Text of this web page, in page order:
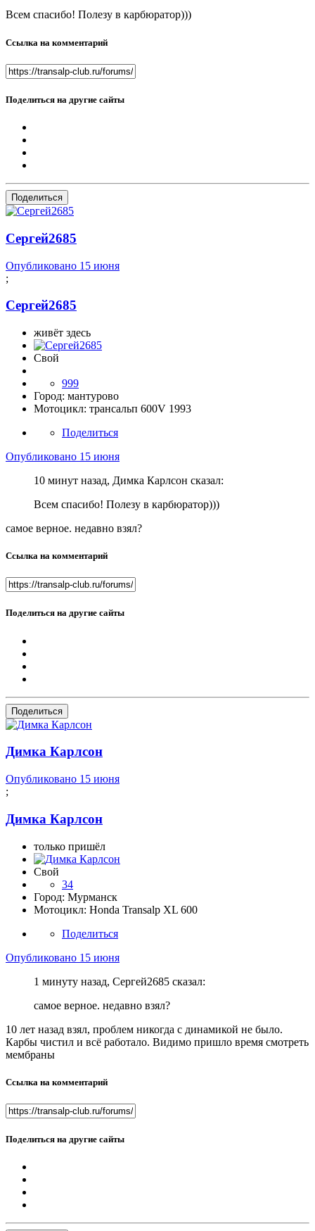
Всем спасибо! Полезу в карбюратор)))
Ссылка на комментарий
Поделиться на другие сайты
Поделиться
Сергей2685
Опубликовано 15 июня
;
Сергей2685
живёт здесь
Свой
999
Город: мантурово
Мотоцикл: трансальп 600V 1993
Поделиться
Опубликовано 15 июня
10 минут назад, Димка Карлсон сказал:
Всем спасибо! Полезу в карбюратор)))
самое верное. недавно взял?
Ссылка на комментарий
Поделиться на другие сайты
Поделиться
Димка Карлсон
Опубликовано 15 июня
;
Димка Карлсон
только пришёл
Свой
34
Город: Мурманск
Мотоцикл: Honda Transalp XL 600
Поделиться
Опубликовано 15 июня
1 минуту назад, Сергей2685 сказал:
самое верное. недавно взял?
10 лет назад взял, проблем никогда с динамикой не было.
Карбы чистил и всё работало. Видимо пришло время смотреть
мембраны
Ссылка на комментарий
Поделиться на другие сайты